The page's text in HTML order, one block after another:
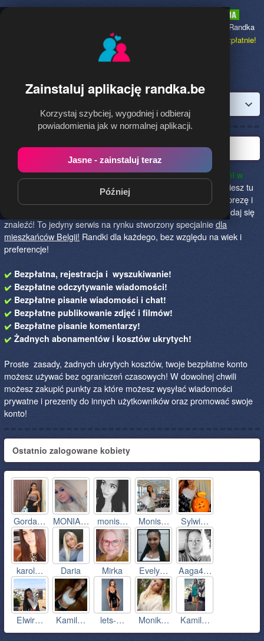
Zainstaluj aplikację randka.be
Korzystaj szybciej, wygodniej i odbieraj
powiadomienia jak w normalnej aplikacji.
Jasne - zainstaluj teraz
Później
to najpopularniejsza Randka
dla Polaków w Belgii,
dołącz bezpłatnie!
Najlepsza randka w Belgii
randka.be to najlepszy sposób na poznanie nowych przyjaciół w
Belgii!
Określ czego szukasz i skończ z samotnością! Znajdziesz tu
osoby szukające miłości lub przygody, chętne na randkę, imprezę i
spotkanie na żywo! Dołącz do nas, powiedz czego szukasz i daj się
znaleźć! To jedyny serwis na rynku stworzony specjalniedla
mieszkańców Belgii! Randki dla każdego, bez względu na wiek i
preferencje!
Bezpłatna, rejestracja i wyszukiwanie!
Bezpłatne odczytywanie wiadomości!
Bezpłatne pisanie wiadomości i chat!
Bezpłatne publikowanie zdjęć i filmów!
Bezpłatne pisanie komentarzy!
Żadnych abonamentów i kosztów ukrytych!
Proste zasady, żadnych ukrytych kosztów, twoje bezpłatne konto
możesz używać bez ograniczeń czasowych! W dowolnej chwili
możesz zakupić punkty za które możesz wysyłać wiadomości
prywatne i prezenty do innych użytkowników oraz promować swoje
konto!
Ostatnio zalogowane kobiety
Gorda… MONIA… monis… Monis… Sylwi…
karol… Daria Mirka Evely… Aaga4…
Elwir… Kamil… lets-… Monik… Kamil…